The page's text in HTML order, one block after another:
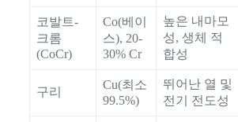
코발트-
크롬
(CoCr)
Co(베이
스), 20-
30% Cr
높은 내마모
성, 생체 적
합성
구리
Cu(최소
99.5%)
뛰어난 열 및
전기 전도성